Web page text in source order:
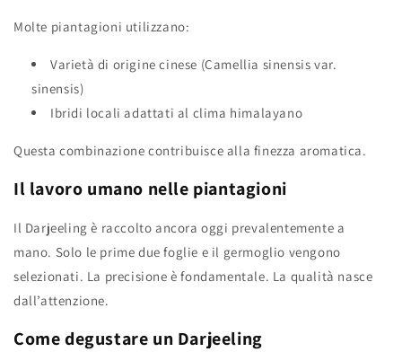
Molte piantagioni utilizzano:
Varietà di origine cinese (Camellia sinensis var.
sinensis)
Ibridi locali adattati al clima himalayano
Questa combinazione contribuisce alla finezza aromatica.
Il lavoro umano nelle piantagioni
Il Darjeeling è raccolto ancora oggi prevalentemente a
mano. Solo le prime due foglie e il germoglio vengono
selezionati. La precisione è fondamentale. La qualità nasce
dall’attenzione.
Come degustare un Darjeeling